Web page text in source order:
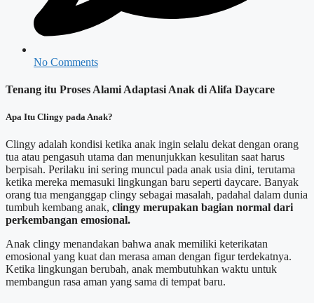
No Comments
Tenang itu Proses Alami Adaptasi Anak di Alifa Daycare
Apa Itu Clingy pada Anak?
Clingy adalah kondisi ketika anak ingin selalu dekat dengan orang
tua atau pengasuh utama dan menunjukkan kesulitan saat harus
berpisah. Perilaku ini sering muncul pada anak usia dini, terutama
ketika mereka memasuki lingkungan baru seperti daycare. Banyak
orang tua menganggap clingy sebagai masalah, padahal dalam dunia
tumbuh kembang anak, clingy merupakan bagian normal dari
perkembangan emosional.
Anak clingy menandakan bahwa anak memiliki keterikatan
emosional yang kuat dan merasa aman dengan figur terdekatnya.
Ketika lingkungan berubah, anak membutuhkan waktu untuk
membangun rasa aman yang sama di tempat baru.